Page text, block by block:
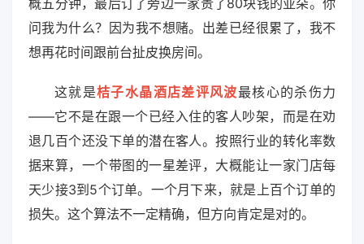
问我为什么？因为我不想赌。出差已经很累了，我不
想再花时间跟前台扯皮换房间。
这就是桔子水晶酒店差评风波最核心的杀伤力
——它不是在跟一个已经入住的客人吵架，而是在劝
退几百个还没下单的潜在客人。按照行业的转化率数
据来算，一个带图的一星差评，大概能让一家门店每
天少接3到5个订单。一个月下来，就是上百个订单的
损失。这个算法不一定精确，但方向肯定是对的。